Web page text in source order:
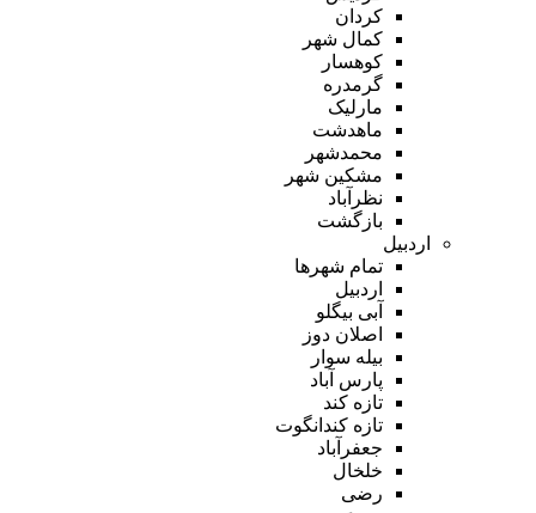
کردان
کمال شهر
کوهسار
گرمدره
مارلیک
ماهدشت
محمدشهر
مشکین شهر
نظرآباد
بازگشت
اردبیل
تمام شهر‌ها
اردبیل
آبی بیگلو
اصلان دوز
بیله سوار
پارس آباد
تازه کند
تازه کندانگوت
جعفرآباد
خلخال
رضی